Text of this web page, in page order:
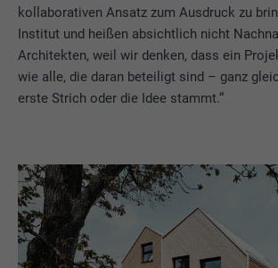
kollaborativen Ansatz zum Ausdruck zu
Institut und heißen absichtlich nicht
Architekten, weil wir denken, dass ein
wie alle, die daran beteiligt sind – ganz
erste Strich oder die Idee stammt.“